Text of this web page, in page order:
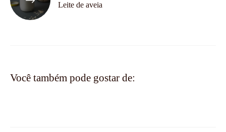
Leite de aveia
Você também pode gostar de: